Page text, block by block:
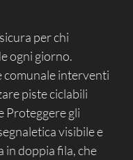
per chi
ogni giorno.
comunale interventi
piste ciclabili
Proteggere gli
visibile e
in doppia fila, che